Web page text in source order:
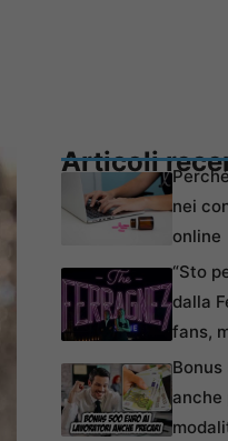
Articoli
nei
online
“Sto
dalla
fans,
anche